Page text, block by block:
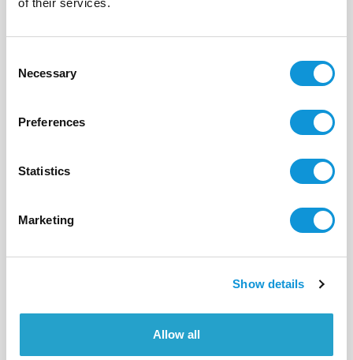
Selection
Necessary
Preferences
Statistics
Marketing
Show details
Allow all
- réf 552